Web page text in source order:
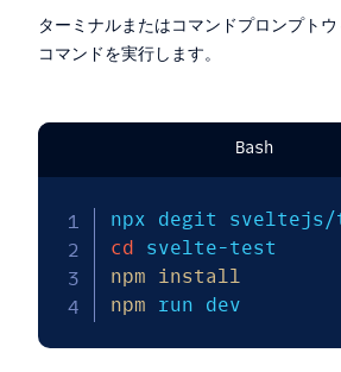
ターミナルまたはコマンドプロンプト
コマンドを実行します。
Bash
cd
npm
install
npm run dev